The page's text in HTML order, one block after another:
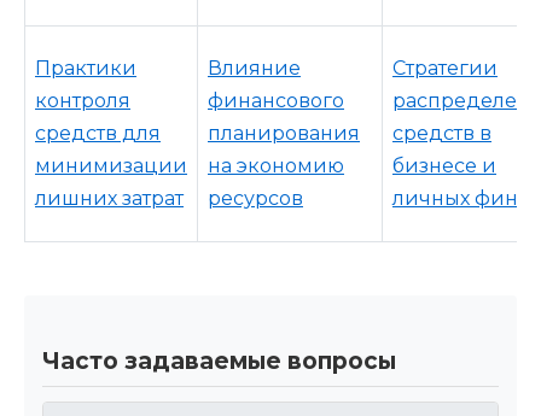
Практики
контроля
средств для
минимизации
лишних затрат
Влияние
финансового
планирования
на экономию
ресурсов
Стратегии
средств в
бизнесе и
личных
Часто задаваемые вопросы